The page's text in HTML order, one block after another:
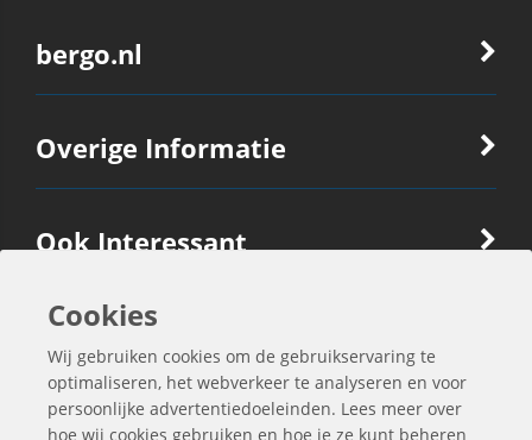
bergo.nl
Overige Informatie
Ook Interessant
Contactgegevens
Cookies
Wij gebruiken cookies om de gebruikservaring te
optimaliseren, het webverkeer te analyseren en voor
persoonlijke advertentiedoeleinden. Lees meer over
hoe wij cookies gebruiken en hoe je ze kunt beheren